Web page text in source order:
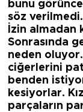
bunu
söz verilmedi.
İzin almadan
Sonrasında
neden oluyor.
ciğerlerini
benden
kesiyorlar.
parçaların